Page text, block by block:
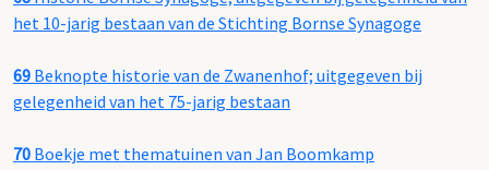
het 10-jarig bestaan van de Stichting Bornse Synagoge
69 Beknopte historie van de Zwanenhof; uitgegeven bij
gelegenheid van het 75-jarig bestaan
70 Boekje met thematuinen van Jan Boomkamp